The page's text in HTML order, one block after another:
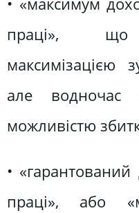
праці», що
максимізацією
але
можливістю
•
праці», або